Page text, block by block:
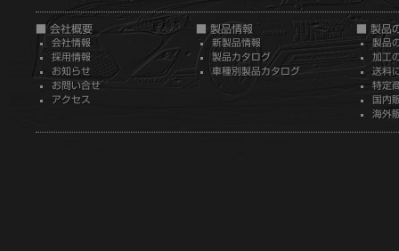
■ 会社概要
会社情報
採用情報
お知らせ
お問い合せ
アクセス
■ 製品情報
新製品情報
製品カタログ
車種別製品カタログ
■ 製品
製品
加工
送料
特定
国内
海外